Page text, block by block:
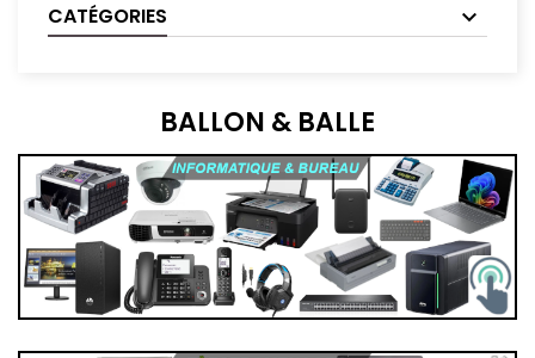
CATÉGORIES
BALLON & BALLE